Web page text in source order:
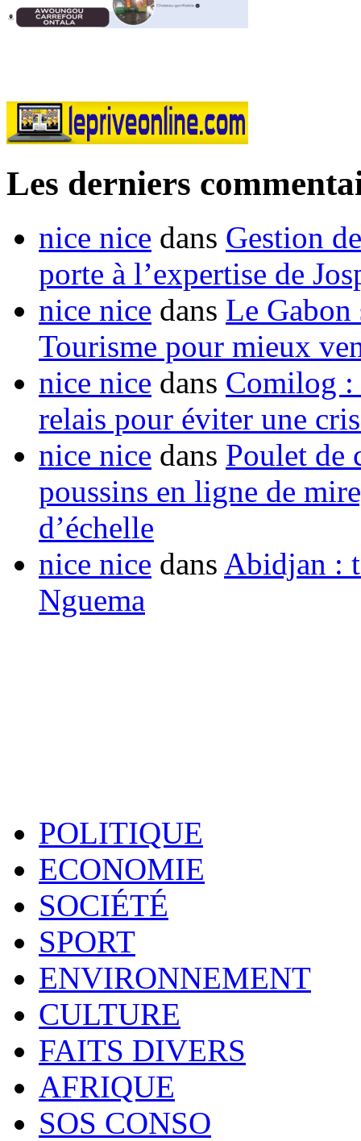
Les derniers
nice nice dans Gestion
porte à l’expertise de
nice nice dans Le Gabon
Tourisme pour mieux
nice nice dans Comilog :
relais pour éviter une
nice nice dans Poulet de
poussins en ligne de
d’échelle
nice nice dans Abidjan :
Nguema
POLITIQUE
ECONOMIE
SOCIÉTÉ
SPORT
ENVIRONNEMENT
CULTURE
FAITS DIVERS
AFRIQUE
SOS CONSO